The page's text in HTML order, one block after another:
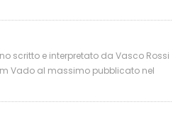
scritto e interpretato da Vasco Rossi
Vado al massimo pubblicato nel